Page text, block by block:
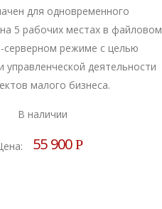
для одновременного
5 рабочих местах в файловом
серверном режиме с целью
управленческой деятельности
малого бизнеса.
В наличии
55 900Р